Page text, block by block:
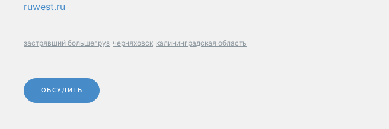
ruwest.ru
застрявший большегруз черняховск калининградская область
ОБСУДИТЬ